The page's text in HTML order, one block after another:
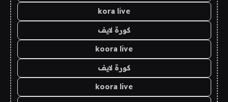
kora live
كورة لايف
koora live
كورة لايف
koora live